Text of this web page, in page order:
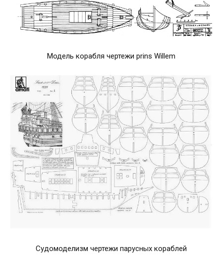
Модель корабля чертежи prins Willem
Судомоделизм чертежи парусных кораблей